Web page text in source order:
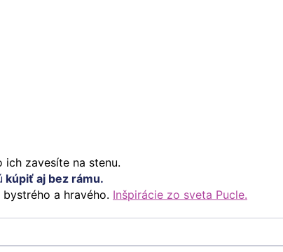
ich zavesíte na stenu.
kúpiť aj bez rámu.
a hravého. Inšpirácie zo sveta Pucle.